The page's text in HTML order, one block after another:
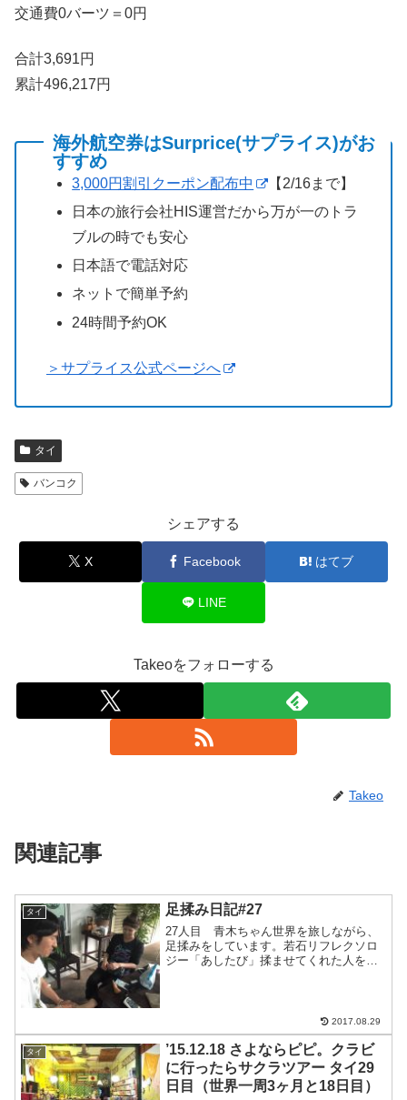
交通費0バーツ＝0円
合計3,691円
累計496,217円
海外航空券はSurprice(サプライス)がお
すすめ
3,000円割引クーポン配布中
【2/16まで】
日本の旅行会社HIS運営だから万が一のトラ
ブルの時でも安心
日本語で電話対応
ネットで簡単予約
24時間予約OK
＞サプライス公式ページへ
タイ
バンコク
シェアする
X Facebook はてブ
LINE
Takeoをフォローする
Takeo
関連記事
タイ 足揉み日記#27
27人目 青木ちゃん世界を旅しながら、
足揉みをしています。若石リフレクソロ
ジー「あしたび」揉ませてくれた人を紹
2017.08.29
タイ
’15.12.18 さよならピピ。クラビ
に行ったらサクラツアー タイ29
日目（世界一周3ヶ月と18日目）